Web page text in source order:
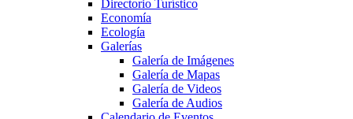
Directorio Turístico
Economía
Ecología
Galerías
Galería de Imágenes
Galería de Mapas
Galería de Videos
Galería de Audios